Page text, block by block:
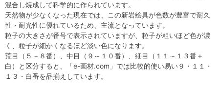
混合し焼成して科学的に作られています。
天然物が少なくなった現在では、この新岩絵具が色数が豊富で耐久
性・耐光性に優れているため、主流となっています。
粒子の大きさが番号で表示されていますが、粒子が粗いほど色が濃
く、粒子が細かくなるほど淡い色になります。
荒目（５～８番）、中目（９～１０番）、細目（１１～１３番＋
白）と区分すると、「e-画材.com」では比較的使い易い９・１１・
１３・白番を品揃えしています。